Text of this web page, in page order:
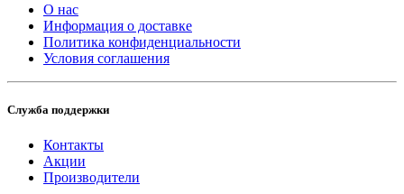
О нас
Информация о доставке
Политика конфиденциальности
Условия соглашения
Служба поддержки
Контакты
Акции
Производители